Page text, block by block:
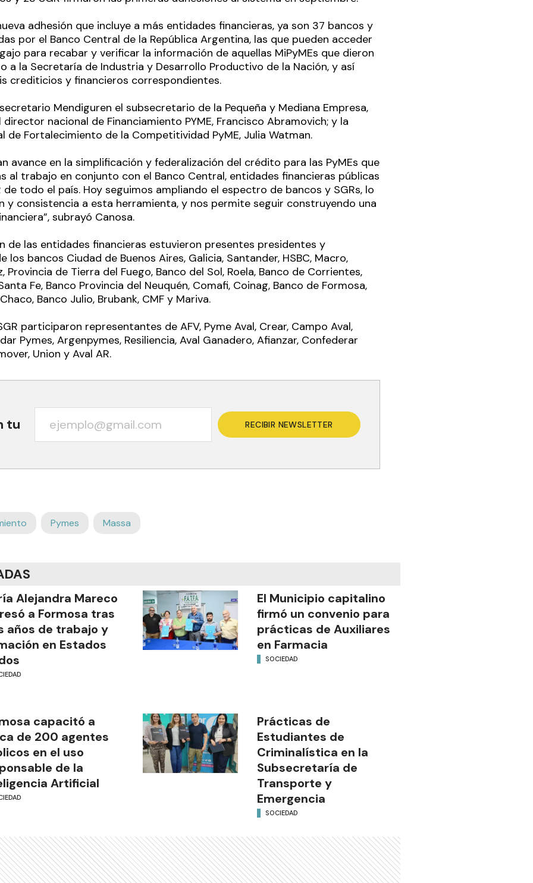
adhesión que incluye a más entidades financieras, ya son 37 bancos y
por el Banco Central de la República Argentina, las que pueden acceder
para recabar y verificar la información de aquellas MiPyMEs que dieron
a la Secretaría de Industria y Desarrollo Productivo de la Nación, y así
crediticios y financieros correspondientes.
Mendiguren el subsecretario de la Pequeña y Mediana Empresa,
director nacional de Financiamiento PYME, Francisco Abramovich; y la
de Fortalecimiento de la Competitividad PyME, Julia Watman.
avance en la simplificación y federalización del crédito para las PyMEs que
al trabajo en conjunto con el Banco Central, entidades financieras públicas
de todo el país. Hoy seguimos ampliando el espectro de bancos y SGRs, lo
y consistencia a esta herramienta, y nos permite seguir construyendo una
subrayó Canosa.
de las entidades financieras estuvieron presentes presidentes y
los bancos Ciudad de Buenos Aires, Galicia, Santander, HSBC, Macro,
Provincia de Tierra del Fuego, Banco del Sol, Roela, Banco de Corrientes,
Fe, Banco Provincia del Neuquén, Comafi, Coinag, Banco de Formosa,
Banco Julio, Brubank, CMF y Mariva.
participaron representantes de AFV, Pyme Aval, Crear, Campo Aval,
Pymes, Argenpymes, Resiliencia, Aval Ganadero, Afianzar, Confederar
Union y Aval AR.
tu RECIBIR NEWSLETTER
Pymes Massa
Alejandra Mareco
a Formosa tras
años de trabajo y
en Estados
El Municipio capitalino
firmó un convenio para
prácticas de Auxiliares
en Farmacia
SOCIEDAD
capacitó a
de 200 agentes
en el uso
de la
Artificial
Prácticas de
Estudiantes de
Criminalística en la
Subsecretaría de
Transporte y
Emergencia
SOCIEDAD